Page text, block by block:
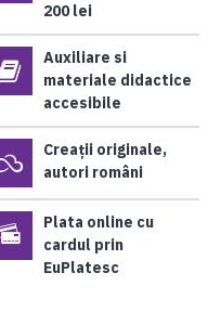
200 lei
Auxiliare si
materiale didactice
accesibile
Creații originale,
autori români
Plata online cu
cardul prin
EuPlatesc